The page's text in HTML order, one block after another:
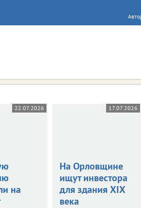
22.07.2026
на
17.07.2026
На Орловщине
ищут инвестора
для здания XIX
века